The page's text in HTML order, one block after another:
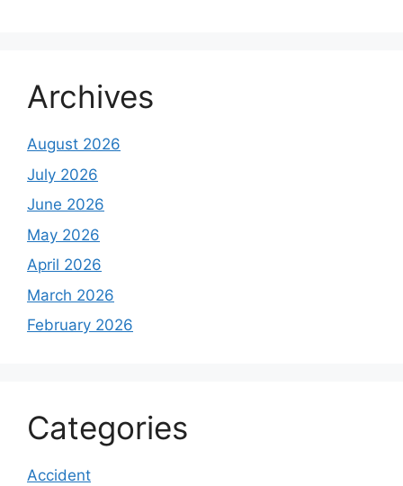
Archives
August 2026
July 2026
June 2026
May 2026
April 2026
March 2026
February 2026
Categories
Accident